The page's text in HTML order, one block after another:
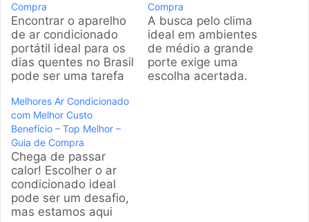
Compra
Encontrar o aparelho
de ar condicionado
portátil ideal para os
dias quentes no Brasil
pode ser uma tarefa
guia foi criado para
simplificar essa
busca, analisando os
modelos mais
eficientes e práticos
disponíveis no
mercado nacional.
Produtos em
Destaque Como
Compra
A busca pelo clima
ideal em ambientes
de médio a grande
porte exige uma
escolha acertada.
Melhores Ar Condicionado
com Melhor Custo
Benefício – Top Melhor –
Guia de Compra
Chega de passar
calor! Escolher o ar
condicionado ideal
pode ser um desafio,
mas estamos aqui